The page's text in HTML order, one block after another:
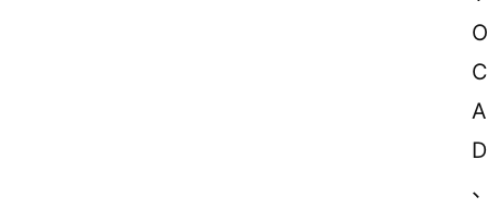
O
C
A
D